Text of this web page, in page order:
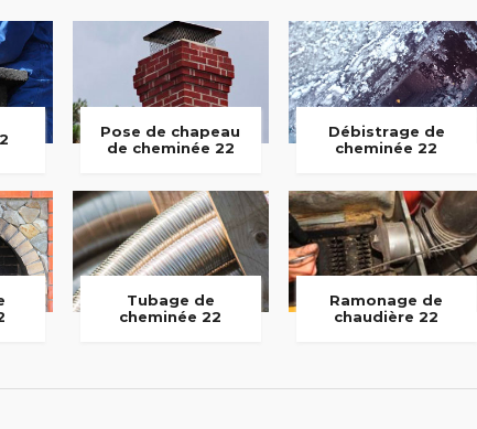
Pose de chapeau
de cheminée 22
Débistrage de
cheminée 22
Tubage de
cheminée 22
Ramonage de
chaudière 22